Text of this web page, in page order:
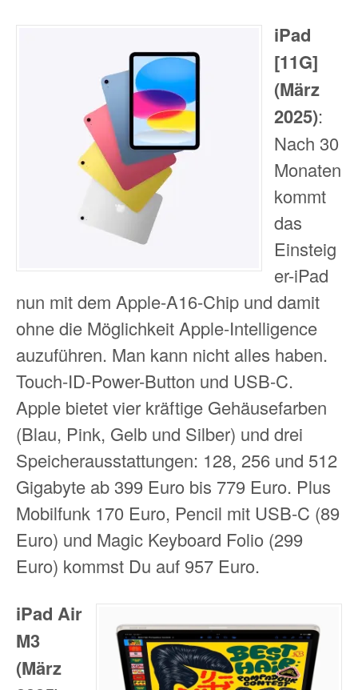
iPad
[11G]
(März
2025):
Nach 30
Monaten
kommt
das
Einsteig
er-iPad
nun mit dem Apple-A16-Chip und damit
ohne die Möglichkeit Apple-Intelligence
auzuführen. Man kann nicht alles haben.
Touch-ID-Power-Button und USB-C.
Apple bietet vier kräftige Gehäusefarben
(Blau, Pink, Gelb und Silber) und drei
Speicherausstattungen: 128, 256 und 512
Gigabyte ab 399 Euro bis 779 Euro. Plus
Mobilfunk 170 Euro, Pencil mit USB-C (89
Euro) und Magic Keyboard Folio (299
Euro) kommst Du auf 957 Euro.
iPad Air
M3
(März